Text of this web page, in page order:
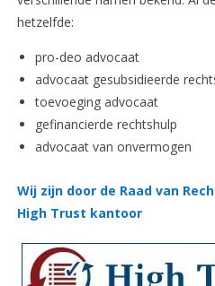
hetzelfde:
pro-deo advocaat
advocaat gesubsidieerde
toevoeging advocaat
gefinancierde rechtshulp
advocaat van onvermogen
Wij zijn door de Raad van
High Trust kantoor